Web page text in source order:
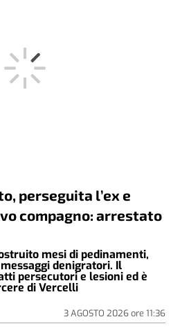
perseguita l’ex e
compagno: arrestato
mesi di pedinamenti,
denigratori. Il
persecutori e lesioni ed è
di Vercelli
3 AGOSTO 2026ore 11:36